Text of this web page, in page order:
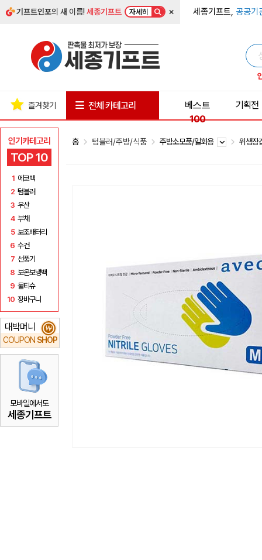
기프트인포의 새 이름!세종기프트 자세히 × 세종기프트, 공공기
인기카테고리
TOP 10
1 에코백
2 텀블러
3 우산
4 부채
5 보조배터리
6 수건
7 선풍기
8 보온보냉백
9 물티슈
10 장바구니
대박머니
COUPON SHOP
₩
모바일에서도
세종기프트
즐겨찾기 전체 카테고리
베스트
100
기획전
홈 텀블러/주방/식품 주방소모품/일회용 위생